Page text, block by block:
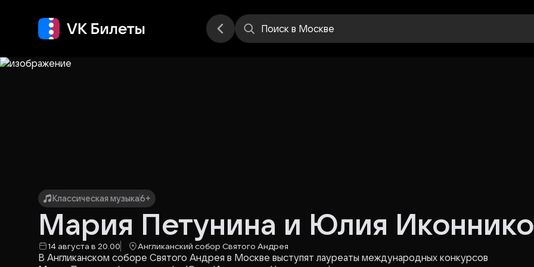
Поиск в Москве
Классическая музыка6+
Мария Петунина и Юлия
14 августа в 20.00 Англиканский собор Святого Андрея
В Англиканском соборе Святого Андрея в Москве выступят лауреаты международных конкурсов